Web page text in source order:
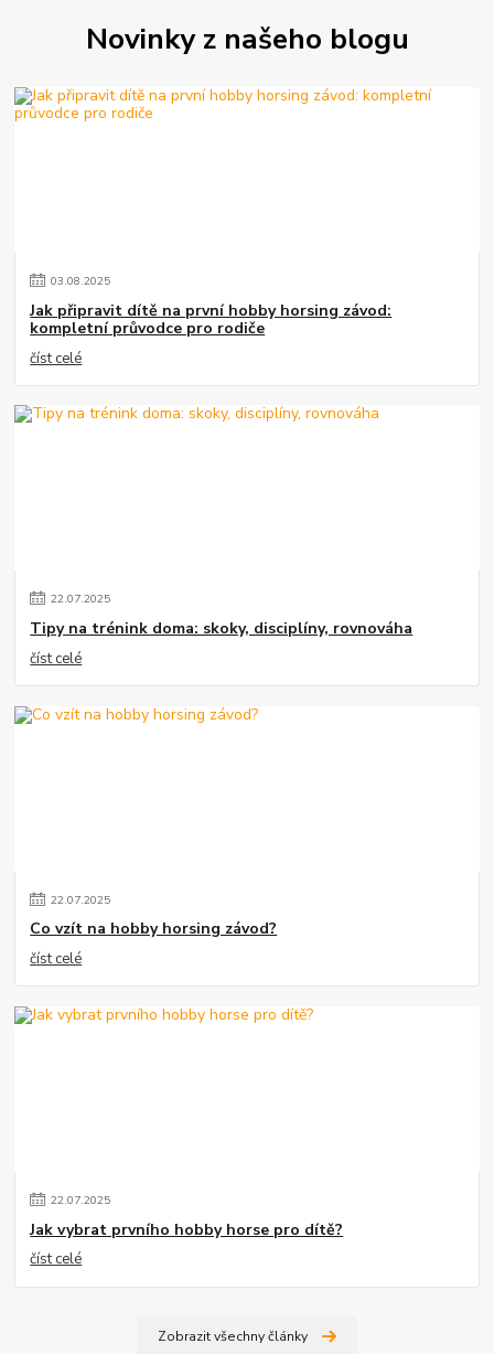
Novinky z našeho blogu
03.08.2025
Jak připravit dítě na první hobby horsing závod:
kompletní průvodce pro rodiče
číst celé
22.07.2025
Tipy na trénink doma: skoky, disciplíny, rovnováha
číst celé
22.07.2025
Co vzít na hobby horsing závod?
číst celé
22.07.2025
Jak vybrat prvního hobby horse pro dítě?
číst celé
Zobrazit všechny články